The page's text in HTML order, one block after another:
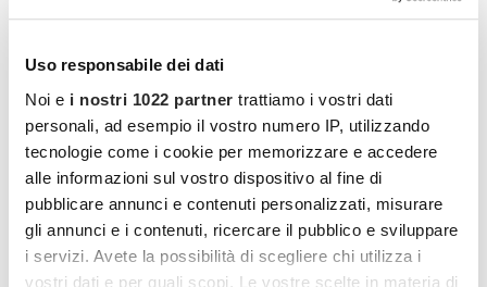
Uso responsabile dei dati
Noi e i nostri 1022 partner trattiamo i vostri dati
personali, ad esempio il vostro numero IP, utilizzando
tecnologie come i cookie per memorizzare e accedere
alle informazioni sul vostro dispositivo al fine di
pubblicare annunci e contenuti personalizzati, misurare
gli annunci e i contenuti, ricercare il pubblico e sviluppare
i servizi. Avete la possibilità di scegliere chi utilizza i
vostri dati e per quali scopi. Le vostre scelte in materia di
La medicina predittiva